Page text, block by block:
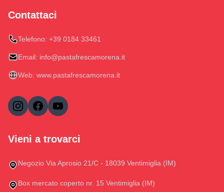
Contattaci
Telefono: +39 0184 33461
Email: info@pastafrescamorena.it
Web: www.pastafrescamorena.it
Vieni a trovarci
Negozio Via Aprosio 21/C - 18039 Ventimiglia (IM)
Box mercato coperto nr. 15 Ventimiglia (IM)